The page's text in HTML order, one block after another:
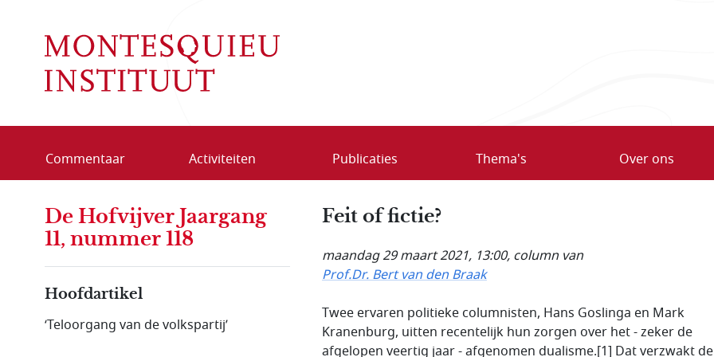
Commentaar Activiteiten Publicaties Thema's Over ons
Feit of fictie?
maandag 29 maart 2021, 13:00, column van
Prof.Dr. Bert van den Braak
Twee ervaren politieke columnisten, Hans Goslinga en Mark
Kranenburg, uitten recentelijk hun zorgen over het - zeker de
afgelopen veertig jaar - afgenomen dualisme.[1] Dat verzwakt de
De Hofvijver Jaargang
11, nummer 118
Hoofdartikel
‘Teloorgang van de volkspartij’